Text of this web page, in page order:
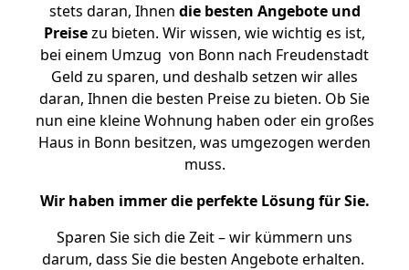
stets daran, Ihnen die besten Angebote und
Preisezu bieten. Wir wissen, wie wichtig es ist,
bei einem Umzug von Bonn nach Freudenstadt
Geld zu sparen, und deshalb setzen wir alles
daran, Ihnen die besten Preise zu bieten. Ob Sie
nun eine kleine Wohnung haben oder ein großes
Haus in Bonn besitzen, was umgezogen werden
muss.
Wir haben immer die perfekte Lösung für Sie.
Sparen Sie sich die Zeit – wir kümmern uns
darum, dass Sie die besten Angebote erhalten.